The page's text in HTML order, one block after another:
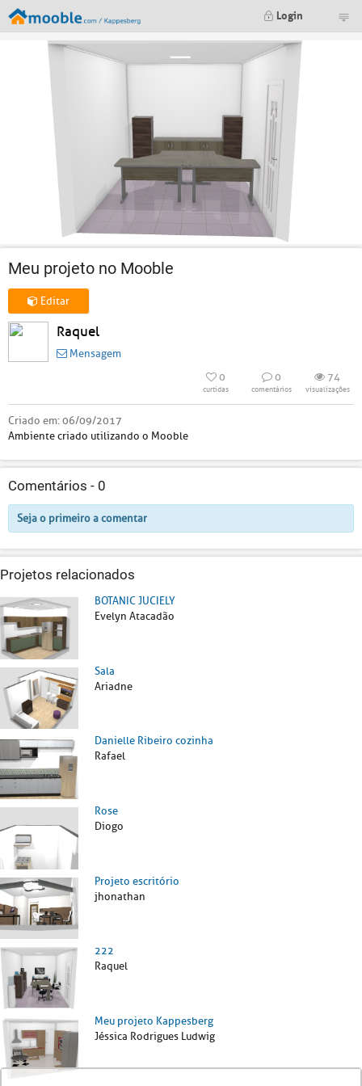
Login
Meu projeto no Mooble
Editar
Raquel
Mensagem
0
curtidas
0
comentários
74
visualizações
Criado em:06/09/2017
Ambiente criado utilizando o Mooble
Comentários - 0
Seja o primeiro a comentar
Projetos relacionados
BOTANIC JUCIELY
Evelyn Atacadão
Sala
Ariadne
Danielle Ribeiro cozinha
Rafael
Rose
Diogo
Projeto escritório
jhonathan
222
Raquel
Meu projeto Kappesberg
Jéssica Rodrigues Ludwig